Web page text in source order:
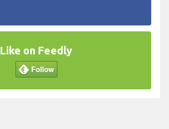
Like on Feedly